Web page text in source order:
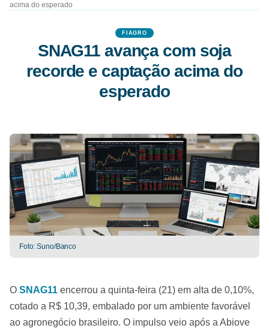
acima do esperado
FIAGRO
SNAG11 avança com soja
recorde e captação acima do
esperado
Foto: Suno/Banco
O SNAG11 encerrou a quinta-feira (21) em alta de 0,10%,
cotado a R$ 10,39, embalado por um ambiente favorável
ao agronegócio brasileiro. O impulso veio após a Abiove